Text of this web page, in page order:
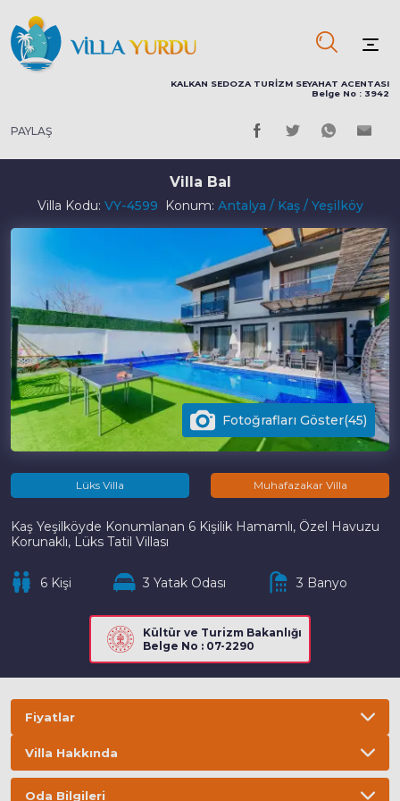
KALKAN SEDOZA TURİZM SEYAHAT ACENTASI
Belge No : 3942
PAYLAŞ
Lüks Villa Muhafazakar Villa
Kaş Yeşilköyde Konumlanan 6 Kişilik Hamamlı, Özel Havuzu
Korunaklı, Lüks Tatil Villası
6 Kişi 3 Yatak Odası 3 Banyo
Kültür ve Turizm Bakanlığı
Belge No : 07-2290
Villa Bal
Villa Kodu: VY-4599 Konum: Antalya / Kaş / Yeşilköy
Fotoğrafları Göster(45)
Fiyatlar
Villa Hakkında
Oda Bilgileri